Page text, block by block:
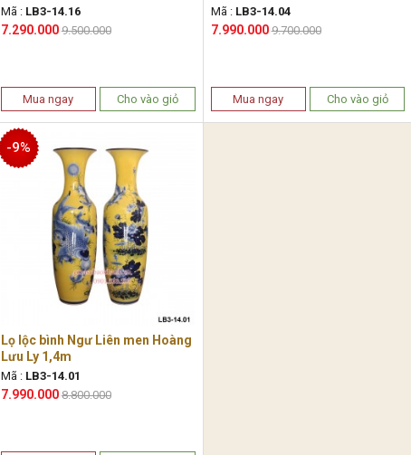
Mã : LB3-14.16
7.290.000 9.500.000
Mua ngay Cho vào giỏ
Mã : LB3-14.04
7.990.0009.700.000
Mua ngay Cho vào giỏ
Lọ lộc bình Ngư Liên men Hoàng
Lưu Ly 1,4m
Mã : LB3-14.01
7.990.000
-9%
8.800.000